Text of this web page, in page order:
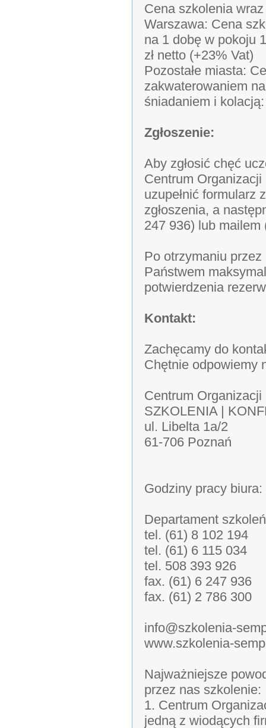
Cena szkolenia
Warszawa: Cena
na 1 dobę w pokoju
zł netto (+23% Vat)
Pozostałe miasta:
zakwaterowaniem
śniadaniem i
Zgłoszenie:
Aby zgłosić chęć
Centrum
uzupełnić formularz
zgłoszenia, a
247 936) lub
Po otrzymaniu
Państwem
potwierdzenia
Kontakt:
Zachęcamy do
Chętnie odpowiemy
Centrum
SZKOLENIA |
ul. Libelta 1a/2
61-706 Poznań
Godziny pracy
Departament
tel. (61) 8 102 194
tel. (61) 6 115 034
tel. 508 393 926
fax. (61) 6 247 936
fax. (61) 2 786 300
info@szkolenia-
www.szkolenia-
Najważniejsze
przez nas szkolenie:
1. Centrum
jedną z wiodących